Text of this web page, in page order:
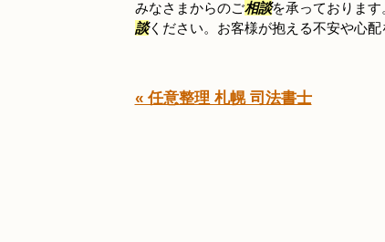
みなさまからのご相談を承っておりま
談ください。お客様が抱える不安や心
« 任意整理 札幌 司法書士